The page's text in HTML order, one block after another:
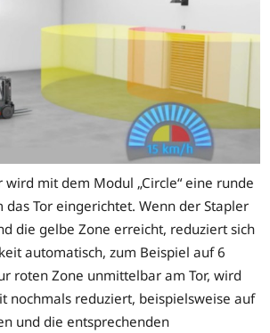
wird mit dem Modul „Circle“ eine runde
das Tor eingerichtet. Wenn der Stapler
die gelbe Zone erreicht, reduziert sich
automatisch, zum Beispiel auf 6
roten Zone unmittelbar am Tor, wird
nochmals reduziert, beispielsweise auf
und die entsprechenden